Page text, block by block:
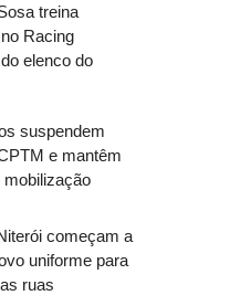
treina
Racing
elenco do
suspendem
e mantêm
mobilização
começam a
uniforme para
ruas